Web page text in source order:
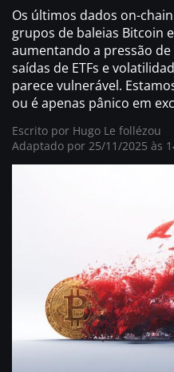
Onde comprar ?
Casino
Os últimos dados on-
grupos de baleias Bitcoin
aumentando a pressão
saídas de ETFs e
parece vulnerável.
ou é apenas pânico em
Escrito por Hugo Le follézou
Adaptado por 25/11/2025 às